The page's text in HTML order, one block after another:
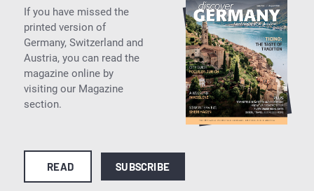
If you have missed the
printed version of
Germany, Switzerland and
Austria, you can read the
magazine online by
visiting our Magazine
section.
READ SUBSCRIBE